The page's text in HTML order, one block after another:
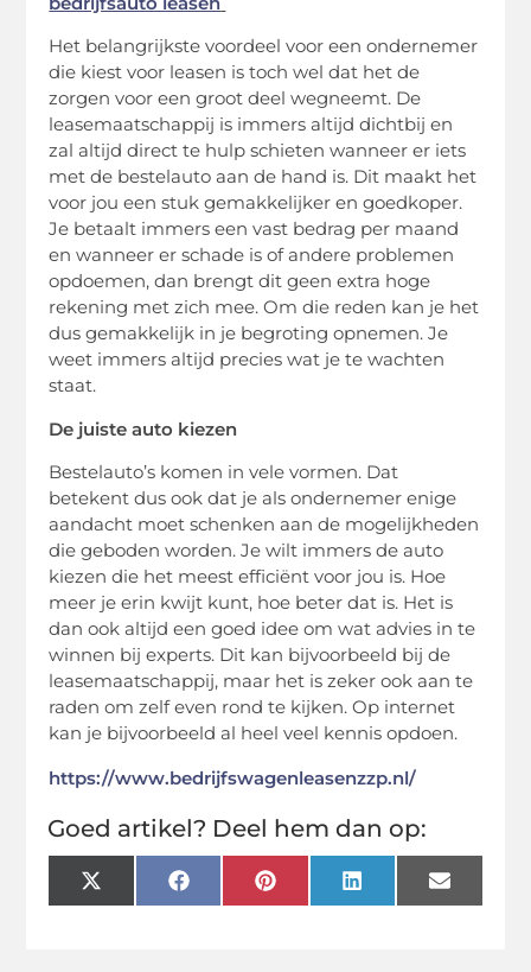
Het belangrijkste voordeel voor een ondernemer
die kiest voor leasen is toch wel dat het de
zorgen voor een groot deel wegneemt. De
leasemaatschappij is immers altijd dichtbij en
zal altijd direct te hulp schieten wanneer er iets
met de bestelauto aan de hand is. Dit maakt het
voor jou een stuk gemakkelijker en goedkoper.
Je betaalt immers een vast bedrag per maand
en wanneer er schade is of andere problemen
opdoemen, dan brengt dit geen extra hoge
rekening met zich mee. Om die reden kan je het
dus gemakkelijk in je begroting opnemen. Je
weet immers altijd precies wat je te wachten
staat.
De juiste auto kiezen
Bestelauto’s komen in vele vormen. Dat
betekent dus ook dat je als ondernemer enige
aandacht moet schenken aan de mogelijkheden
die geboden worden. Je wilt immers de auto
kiezen die het meest efficiënt voor jou is. Hoe
meer je erin kwijt kunt, hoe beter dat is. Het is
dan ook altijd een goed idee om wat advies in te
winnen bij experts. Dit kan bijvoorbeeld bij de
leasemaatschappij, maar het is zeker ook aan te
raden om zelf even rond te kijken. Op internet
kan je bijvoorbeeld al heel veel kennis opdoen.
https://www.bedrijfswagenleasenzzp.nl/
Goed artikel? Deel hem dan op:
X
(Twitter)
FacebookPinterestLinkedInEmail